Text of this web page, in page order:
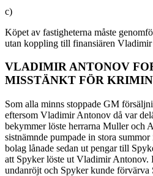
c)
Köpet av fastigheterna måste
utan koppling till finansiären
VLADIMIR ANTONOV
MISSTÄNKT FÖR
Som alla minns stoppade GM
eftersom Vladimir Antonov då var
bekymmer löste herrarna Muller och
sistnämnde pumpade in stora
bolag lånade sedan ut pengar till
att Spyker löste ut Vladimir Antonov.
undanröjt och Spyker kunde förvärva